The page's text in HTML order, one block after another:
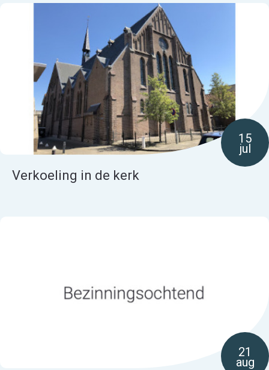
15
jul
Verkoeling in de kerk
21
aug